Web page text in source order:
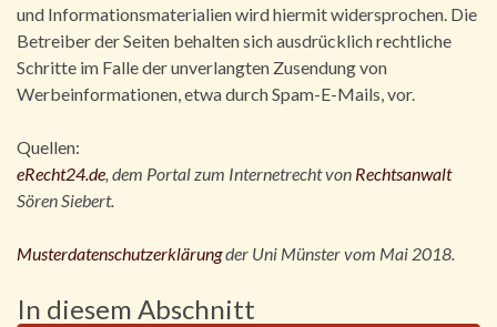
und Informationsmaterialien wird hiermit widersprochen. Die
Betreiber der Seiten behalten sich ausdrücklich rechtliche
Schritte im Falle der unverlangten Zusendung von
Werbeinformationen, etwa durch Spam-E-Mails, vor.
Quellen:
eRecht24.de, dem Portal zum Internetrecht von Rechtsanwalt
Sören Siebert.
Musterdatenschutzerklärungder Uni Münster vom Mai 2018.
In diesem Abschnitt